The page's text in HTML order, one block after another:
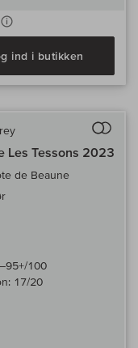
ind i butikken
Les Tessons 2023
de Beaune
100
17/20